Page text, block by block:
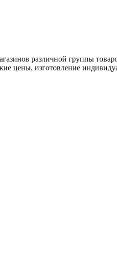
различной группы
цены, изготовление